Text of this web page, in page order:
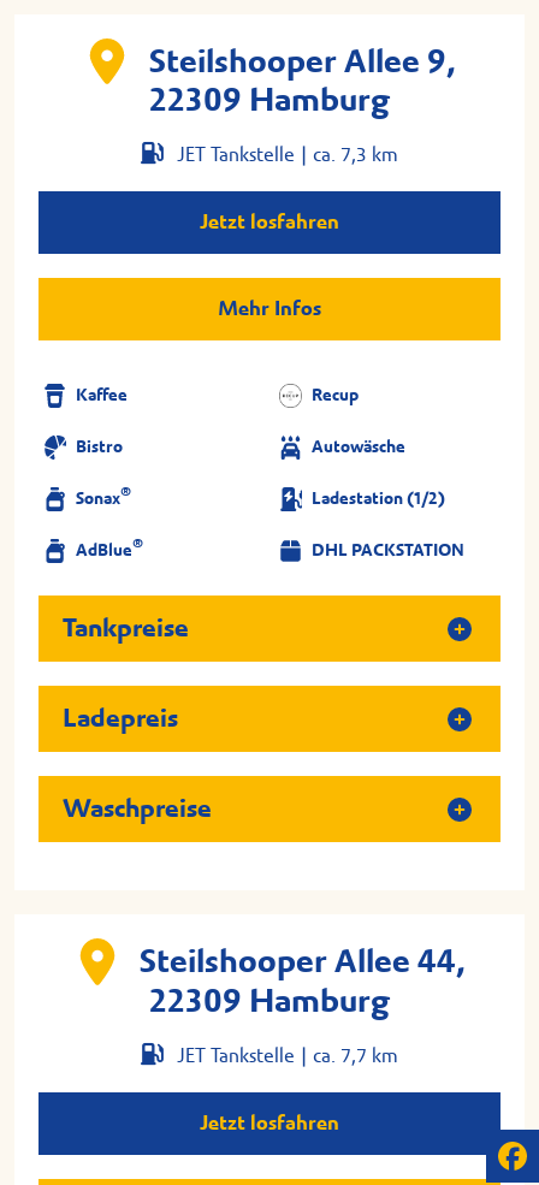
Steilshooper Allee 9,
22309 Hamburg
JET Tankstelle | ca. 7,3 km
Jetzt losfahren
Mehr Infos
Kaffee Recup
Bistro Autowäsche
Sonax® Ladestation (1/2)
AdBlue® DHL PACKSTATION
Tankpreise
Ladepreis
Waschpreise
Steilshooper Allee 44,
22309 Hamburg
JET Tankstelle | ca. 7,7 km
Jetzt losfahren